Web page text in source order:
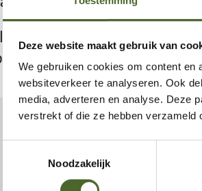
Deze website maakt gebruik van
We gebruiken cookies om content en
websiteverkeer te analyseren. Ook
media, adverteren en analyse. Deze
verstrekt of die ze hebben
Noodzakelijk
tijdloze bestrating met
bij Stenenwebshop.nl